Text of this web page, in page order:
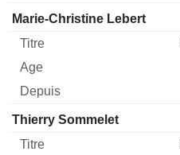
Marie-Christine Lebert
Thierry Sommelet